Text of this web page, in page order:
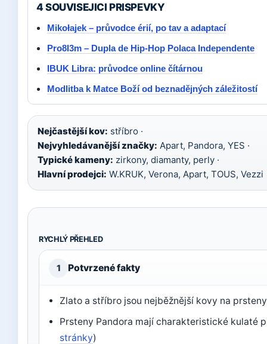
4 SOUVISEJICI PRISPEVKY
Mikołajek – průvodce érií, po tav a adaptací
Pro8l3m – Dupla de Hip-Hop Polaca Independente
IBUK Libra: průvodce online čítárnou
Modlitba k Matce Boží od beznadějných záležitostí
Nejčastější kov: stříbro ·
Nejvyhledávanější značky: Apart, Pandora, YES ·
Typické kameny: zirkony, diamanty, perly ·
Hlavní prodejci: W.KRUK, Verona, Apart, TOUS, Vezzi
RYCHLÝ PŘEHLED
1 Potvrzené fakty
Zlato a stříbro jsou nejběžnější kovy na
Prsteny Pandora mají charakteristické kulaté
stránky)